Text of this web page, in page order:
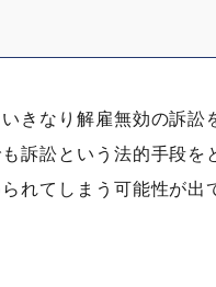
きなり解雇無効の訴訟
訴訟という法的手段を
れてしまう可能性が出